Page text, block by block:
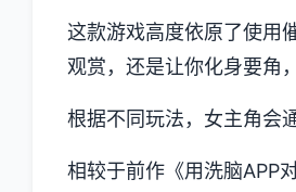
这款游戏高度依原了使用
观赏，还是让你化身要角
根据不同玩法，女主角会
相较于前作《用洗脑APP